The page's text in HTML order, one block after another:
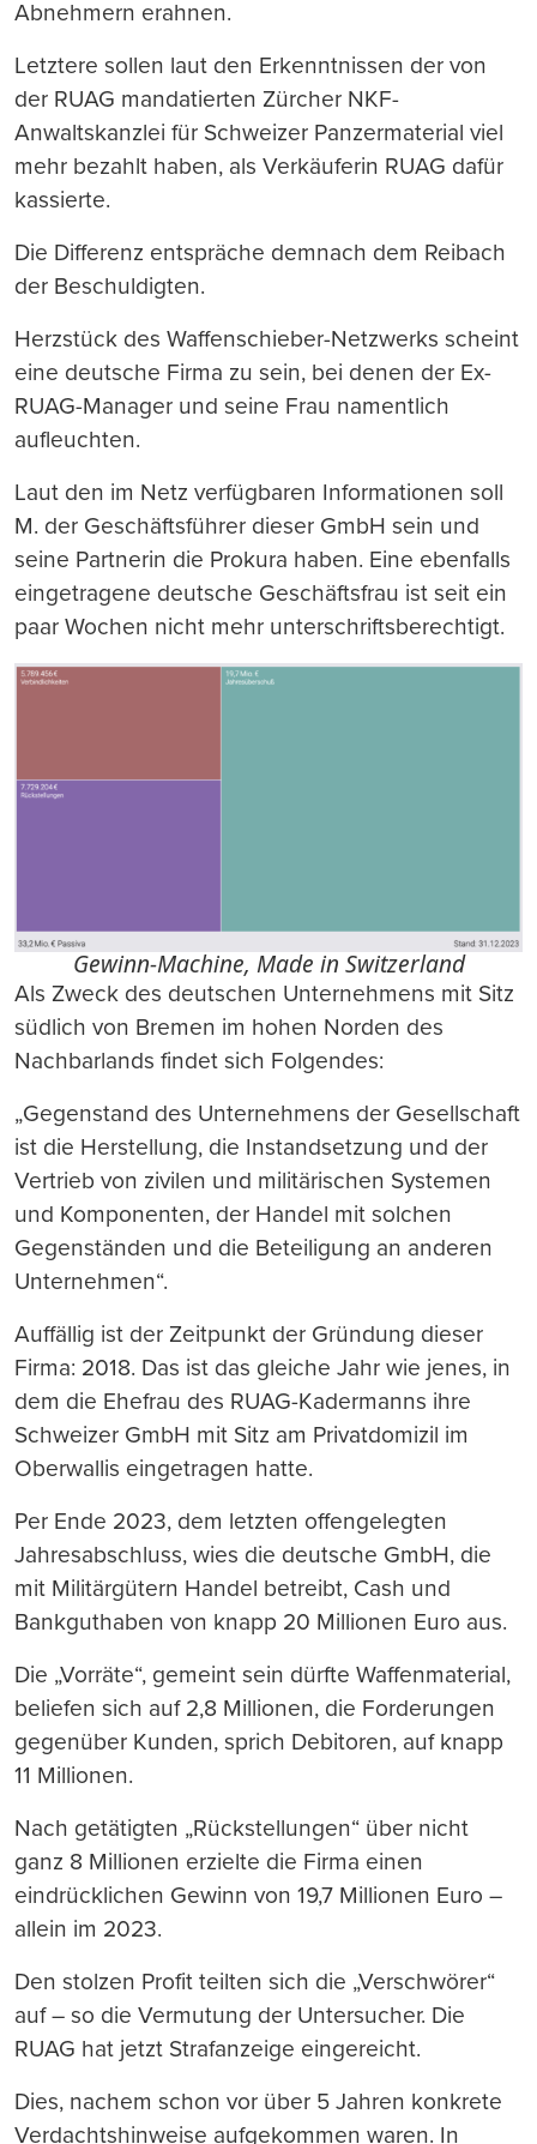
Abnehmern erahnen.
Letztere sollen laut den Erkenntnissen der von
der RUAG mandatierten Zürcher NKF-
Anwaltskanzlei für Schweizer Panzermaterial viel
mehr bezahlt haben, als Verkäuferin RUAG dafür
kassierte.
Die Differenz entspräche demnach dem Reibach
der Beschuldigten.
Herzstück des Waffenschieber-Netzwerks scheint
eine deutsche Firma zu sein, bei denen der Ex-
RUAG-Manager und seine Frau namentlich
aufleuchten.
Laut den im Netz verfügbaren Informationen soll
M. der Geschäftsführer dieser GmbH sein und
seine Partnerin die Prokura haben. Eine ebenfalls
eingetragene deutsche Geschäftsfrau ist seit ein
paar Wochen nicht mehr unterschriftsberechtigt.
Gewinn-Machine, Made in Switzerland
Als Zweck des deutschen Unternehmens mit Sitz
südlich von Bremen im hohen Norden des
Nachbarlands findet sich Folgendes:
„Gegenstand des Unternehmens der Gesellschaft
ist die Herstellung, die Instandsetzung und der
Vertrieb von zivilen und militärischen Systemen
und Komponenten, der Handel mit solchen
Gegenständen und die Beteiligung an anderen
Unternehmen“.
Auffällig ist der Zeitpunkt der Gründung dieser
Firma: 2018. Das ist das gleiche Jahr wie jenes, in
dem die Ehefrau des RUAG-Kadermanns ihre
Schweizer GmbH mit Sitz am Privatdomizil im
Oberwallis eingetragen hatte.
Per Ende 2023, dem letzten offengelegten
Jahresabschluss, wies die deutsche GmbH, die
mit Militärgütern Handel betreibt, Cash und
Bankguthaben von knapp 20 Millionen Euro aus.
Die „Vorräte“, gemeint sein dürfte Waffenmaterial,
beliefen sich auf 2,8 Millionen, die Forderungen
gegenüber Kunden, sprich Debitoren, auf knapp
11 Millionen.
Nach getätigten „Rückstellungen“ über nicht
ganz 8 Millionen erzielte die Firma einen
eindrücklichen Gewinn von 19,7 Millionen Euro –
allein im 2023.
Den stolzen Profit teilten sich die „Verschwörer“
auf – so die Vermutung der Untersucher. Die
RUAG hat jetzt Strafanzeige eingereicht.
Dies, nachem schon vor über 5 Jahren konkrete
Verdachtshinweise aufgekommen waren. In